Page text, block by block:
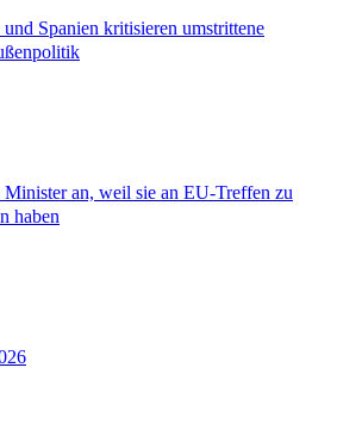
Spanien kritisieren umstrittene
Minister an, weil sie an EU-Treffen zu
haben